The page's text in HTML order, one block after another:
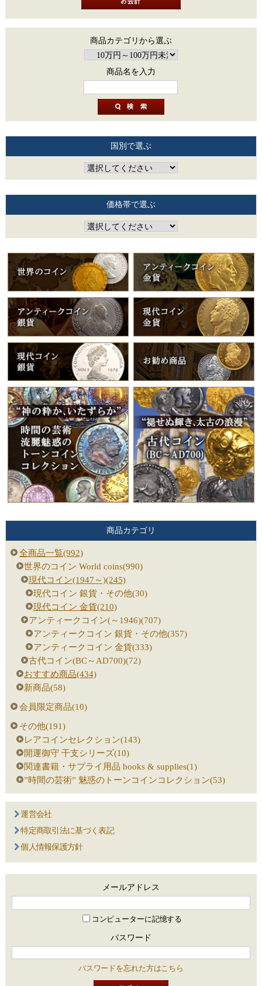
商品カテゴリから選ぶ
商品名を入力
国別で選ぶ
価格帯で選ぶ
商品カテゴリ
全商品一覧(992)
世界のコイン World coins(990)
現代コイン(1947～)(245)
現代コイン 銀貨・その他(30)
現代コイン 金貨(210)
アンティークコイン(～1946)(707)
アンティークコイン 銀貨・その他(357)
アンティークコイン 金貨(333)
古代コイン(BC～AD700)(72)
おすすめ商品(434)
新商品(58)
会員限定商品(10)
その他(191)
レアコインセレクション(143)
開運御守 干支シリーズ(10)
関連書籍・サプライ用品 books & supplies(1)
”時間の芸術” 魅惑のトーンコインコレクション(53)
運営会社
特定商取引法に基づく表記
個人情報保護方針
メールアドレス
コンピューターに記憶する
パスワード
パスワードを忘れた方はこちら